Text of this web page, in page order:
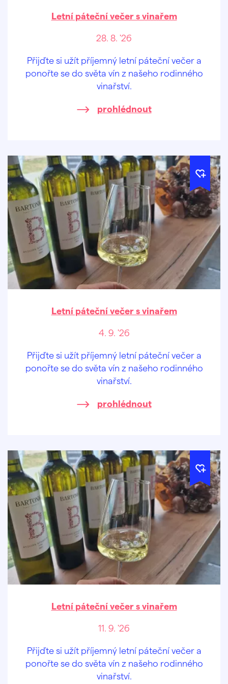
Letní páteční večer s vinařem
28. 8. '26
Přijďte si užít příjemný letní páteční večer a
ponořte se do světa vín z našeho rodinného
vinařství.
prohlédnout
Letní páteční večer s vinařem
4. 9. '26
Přijďte si užít příjemný letní páteční večer a
ponořte se do světa vín z našeho rodinného
vinařství.
prohlédnout
Letní páteční večer s vinařem
11. 9. '26
Přijďte si užít příjemný letní páteční večer a
ponořte se do světa vín z našeho rodinného
vinařství.